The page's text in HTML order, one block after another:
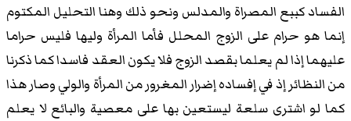
الفساد كببع المصراة والمدلس ونحو ذلك وهنا التحليل المكتوم
إنما هو حرام على الزوج المحلل فأما المرأة وليها فليس حراما
عليهما إذا لم يعلما بقصد الزوج فلا يكون العقد فاسدا كما ذكرنا
من النظائر إذ في إفساده إضرار المغرور من المرأة والولي وصار هذا
كما لو اشترى سلعة ليستعين بها على معصية والبائع لا يعلم